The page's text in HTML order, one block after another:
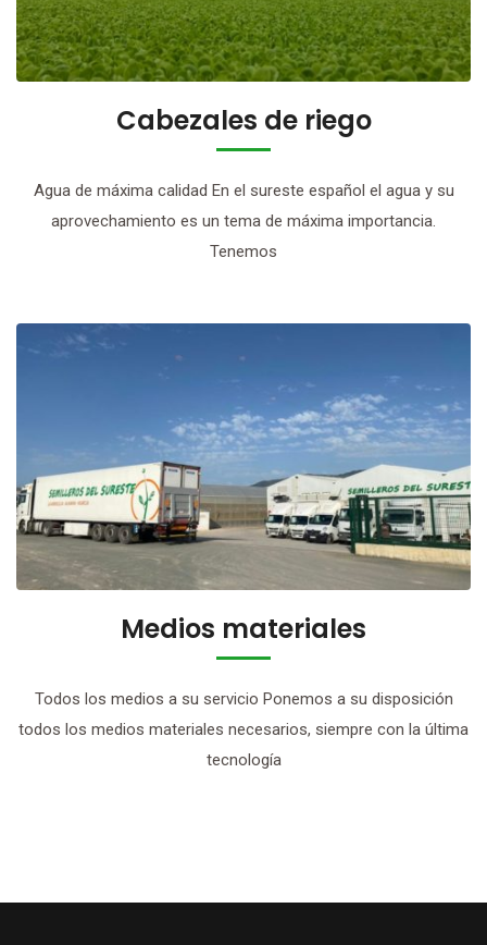
Cabezales de riego
Agua de máxima calidad En el sureste español el agua y su
aprovechamiento es un tema de máxima importancia.
Tenemos
Medios materiales
Todos los medios a su servicio Ponemos a su disposición
todos los medios materiales necesarios, siempre con la última
tecnología